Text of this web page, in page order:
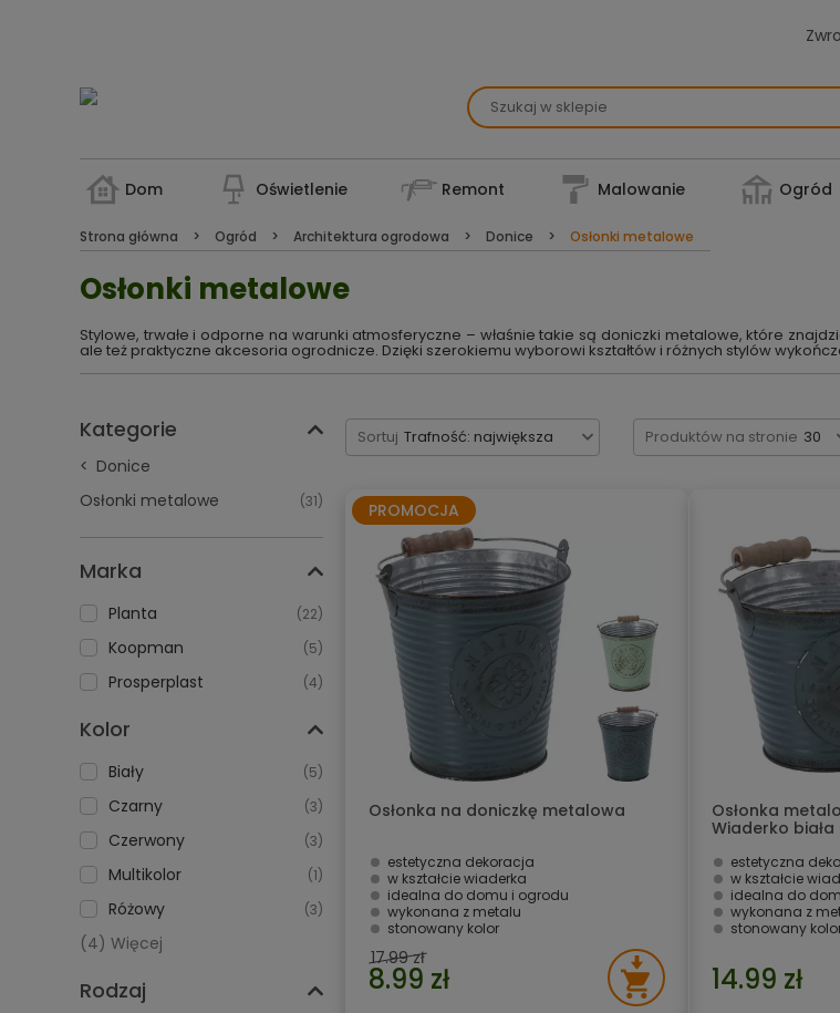
Dom Oświetlenie Remont Malowanie Ogród
Strona główna Ogród Architektura ogrodowa Donice Osłonki metalowe
Osłonki metalowe
Stylowe, trwałe i odporne na warunki atmosferyczne – właśnie takie są doniczki metalowe, które
ale też praktyczne akcesoria ogrodnicze. Dzięki szerokiemu wyborowi kształtów i różnych stylów
Kategorie
Donice
Osłonki metalowe
(31)
Marka
Planta (22)
Koopman (5)
Prosperplast (4)
Kolor
Biały (5)
Czarny (3)
Czerwony (3)
Multikolor (1)
Różowy (3)
(4) Więcej
Rodzaj
Sortuj Trafność: największa Produktów na stronie 30
PROMOCJA
Osłonka na doniczkę metalowa
estetyczna dekoracja
w kształcie wiaderka
idealna do domu i ogrodu
wykonana z metalu
stonowany kolor
17.99 zł
8.99 zł
Osłonka
Wiaderko biała
estetyczna
w kształcie
idealna do
wykonana z
stonowany
14.99 zł